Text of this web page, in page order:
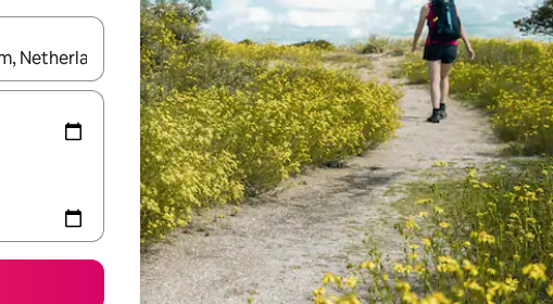
med upp- och nedåtpilarna eller utforska genom att trycka eller svepa.